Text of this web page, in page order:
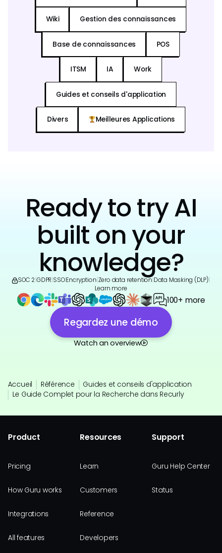
Wiki Gestion des connaissances
Base de connaissances POS
ITSM IA Work
Guides et conseils d'application
Divers Meilleures Applications
Ready to try AI
built on your
knowledge?
SOC 2 GDPR SSO|Encryption Zero data retention Data Masking (DLP)
Learn more
100+ more
Regardez une démo
Watch an overview
Accueil Référence
Guides et conseils d'application
Le Guide Complet pour la Recherche dans Recurly
Product
Pricing
How Guru works
Integrations
All features
Resources
Learn
Customers
Reference
Developers
Support
Guru Help Center
Status